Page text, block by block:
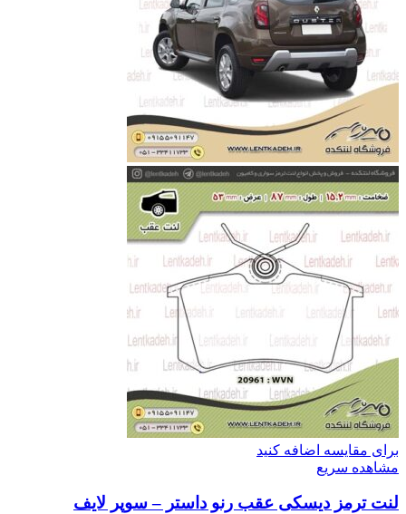
برای مقایسه اضافه کنید
مشاهده سریع
لنت ترمز دیسکی عقب رنو داستر – سوپر لایف